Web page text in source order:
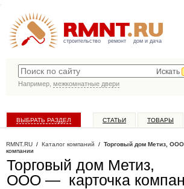
строительство ремонт дом и дача
Искать
Например, межкомнатные двери
ВЫБРАТЬ РАЗДЕЛ СТАТЬИ ТОВАРЫ
RMNT.RU / Каталог компаний / Торговый дом Метиз, ООО
компании
Торговый дом Метиз,
ООО — карточка